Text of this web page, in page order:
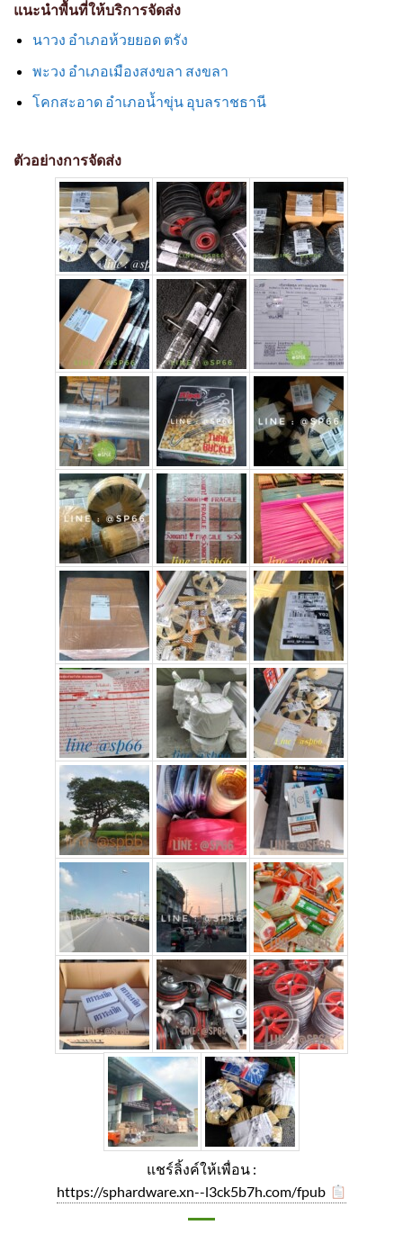
แนะนำพื้นที่ให้บริการจัดส่ง
นาวง อำเภอห้วยยอด ตรัง
พะวง อำเภอเมืองสงขลา สงขลา
โคกสะอาด อำเภอน้ำขุ่น อุบลราชธานี
ตัวอย่างการจัดส่ง
แชร์ลิ้งค์ให้เพื่อน :
https://sphardware.xn--l3ck5b7h.com/fpub